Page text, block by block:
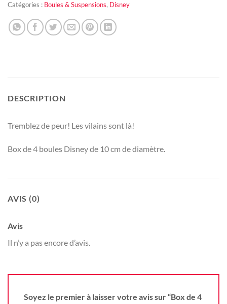
Catégories : Boules & Suspensions, Disney
DESCRIPTION
Tremblez de peur! Les vilains sont là!
Box de 4 boules Disney de 10 cm de diamètre.
AVIS (0)
Avis
Il n’y a pas encore d’avis.
Soyez le premier à laisser votre avis sur “Box de 4